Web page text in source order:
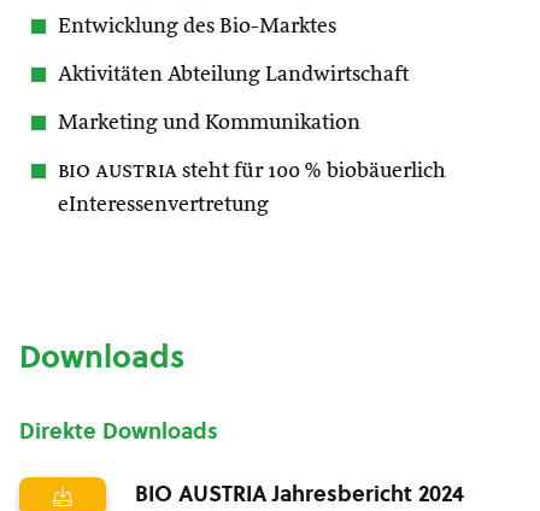
Entwicklung des Bio-Marktes
Aktivitäten Abteilung Landwirtschaft
Marketing und Kommunikation
bio austria steht für 100 % biobäuerlich
eInteressenvertretung
Downloads
Direkte Downloads
BIO AUSTRIA Jahresbericht 2024